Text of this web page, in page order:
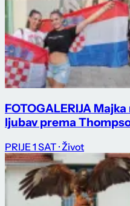
FOTOGALERIJA
ljubav prema
PRIJE 1 SAT · Život